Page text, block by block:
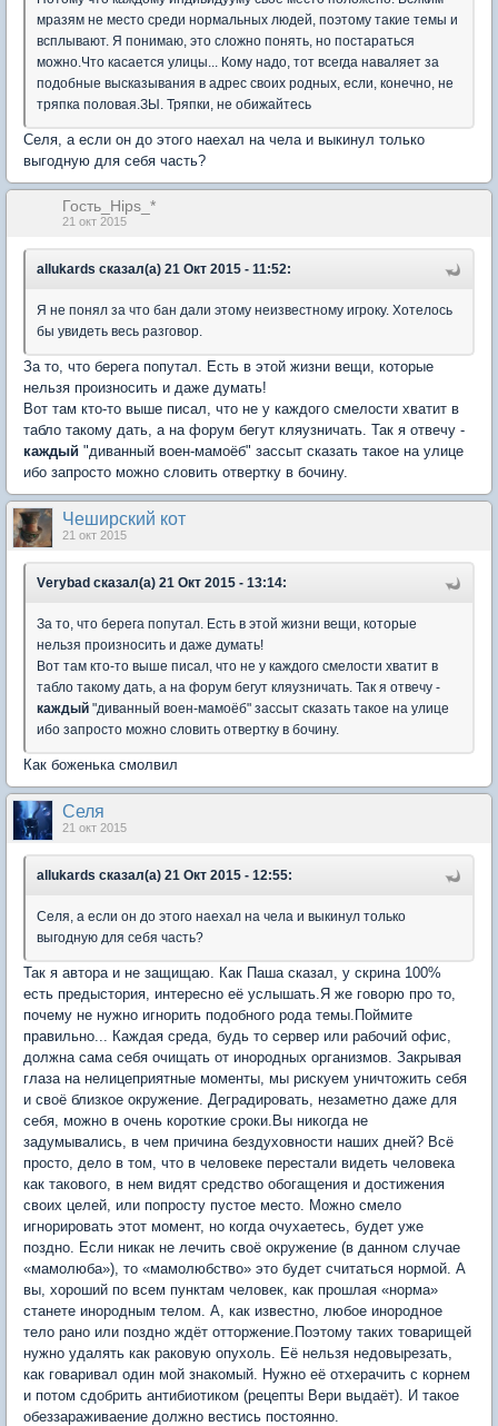
мразям не место среди нормальных людей, поэтому такие темы и
всплывают. Я понимаю, это сложно понять, но постараться
можно.Что касается улицы... Кому надо, тот всегда наваляет за
подобные высказывания в адрес своих родных, если, конечно, не
тряпка половая.ЗЫ. Тряпки, не обижайтесь
Селя, а если он до этого наехал на чела и выкинул только
выгодную для себя часть?
Гость_Hips_*
21 окт 2015
allukards сказал(а) 21 Окт 2015 - 11:52:
Я не понял за что бан дали этому неизвестному игроку. Хотелось
бы увидеть весь разговор.
За то, что берега попутал. Есть в этой жизни вещи, которые
нельзя произносить и даже думать!
Вот там кто-то выше писал, что не у каждого смелости хватит в
табло такому дать, а на форум бегут кляузничать. Так я отвечу -
каждый "диванный воен-мамоёб" зассыт сказать такое на улице
ибо запросто можно словить отвертку в бочину.
Чеширский кот
21 окт 2015
Vеrybad сказал(а) 21 Окт 2015 - 13:14:
За то, что берега попутал. Есть в этой жизни вещи, которые
нельзя произносить и даже думать!
Вот там кто-то выше писал, что не у каждого смелости хватит в
табло такому дать, а на форум бегут кляузничать. Так я отвечу -
каждый "диванный воен-мамоёб" зассыт сказать такое на улице
ибо запросто можно словить отвертку в бочину.
Как боженька смолвил
Селя
21 окт 2015
allukards сказал(а) 21 Окт 2015 - 12:55:
Селя, а если он до этого наехал на чела и выкинул только
выгодную для себя часть?
Так я автора и не защищаю. Как Паша сказал, у скрина 100%
есть предыстория, интересно её услышать.Я же говорю про то,
почему не нужно игнорить подобного рода темы.Поймите
правильно... Каждая среда, будь то сервер или рабочий офис,
должна сама себя очищать от инородных организмов. Закрывая
глаза на нелицеприятные моменты, мы рискуем уничтожить себя
и своё близкое окружение. Деградировать, незаметно даже для
себя, можно в очень короткие сроки.Вы никогда не
задумывались, в чем причина бездуховности наших дней? Всё
просто, дело в том, что в человеке перестали видеть человека
как такового, в нем видят средство обогащения и достижения
своих целей, или попросту пустое место. Можно смело
игнорировать этот момент, но когда очухаетесь, будет уже
поздно. Если никак не лечить своё окружение (в данном случае
«мамолюба»), то «мамолюбство» это будет считаться нормой. А
вы, хороший по всем пунктам человек, как прошлая «норма»
станете инородным телом. А, как известно, любое инородное
тело рано или поздно ждёт отторжение.Поэтому таких товарищей
нужно удалять как раковую опухоль. Её нельзя недовырезать,
как говаривал один мой знакомый. Нужно её отхерачить с корнем
и потом сдобрить антибиотиком (рецепты Вери выдаёт). И такое
обеззараживаение должно вестись постоянно.